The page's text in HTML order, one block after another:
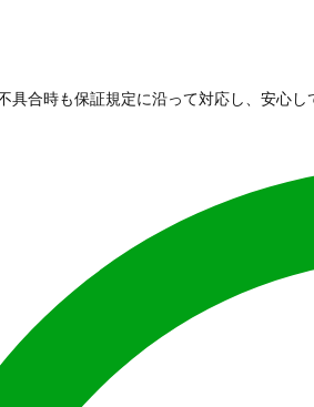
具合時も保証規定に沿って対応し、安心